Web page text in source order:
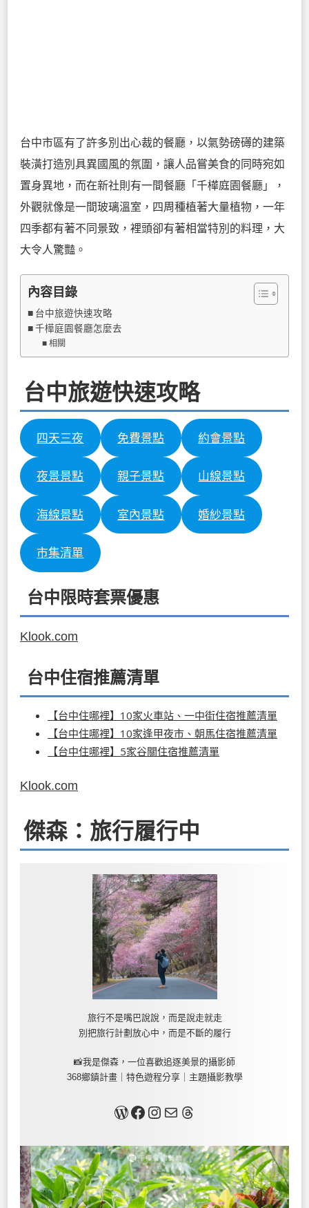
台中市區有了許多別出心裁的餐廳，以氣勢磅礡的建築
裝潢打造別具異國風的氛圍，讓人品嘗美食的同時宛如
置身異地，而在新社則有一間餐廳「千樺庭園餐廳」，
外觀就像是一間玻璃溫室，四周種植著大量植物，一年
四季都有著不同景致，裡頭卻有著相當特別的料理，大
大令人驚豔。
內容目錄
台中旅遊快速攻略
千樺庭園餐廳怎麼去
相關
台中旅遊快速攻略
四天三夜 免費景點 約會景點
夜景景點 親子景點 山線景點
海線景點 室內景點 婚紗景點
市集清單
台中限時套票優惠
Klook.com
台中住宿推薦清單
【台中住哪裡】10家火車站、一中街住宿推薦清單
【台中住哪裡】10家逢甲夜市、朝馬住宿推薦清單
【台中住哪裡】5家谷關住宿推薦清單
Klook.com
傑森：旅行履行中
旅行不是嘴巴說說，而是說走就走
別把旅行計劃放心中，而是不斷的履行
📸我是傑森，一位喜歡追逐美景的攝影師
368鄉鎮計畫｜特色遊程分享｜主題攝影教學
關於我Facebook InstagramMail Threads